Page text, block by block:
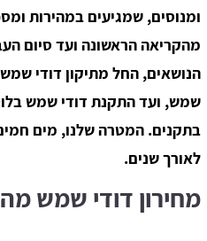
ומנוסים, שמגיעים במהירות
מהקריאה הראשונה ועד סיום
הנושאים, החל מתיקון דודי
שמש, ועד התקנת דודי שמש
בתקנים. המטרה שלנו, מים
לאורך שנים.
מחירון דודי שמש